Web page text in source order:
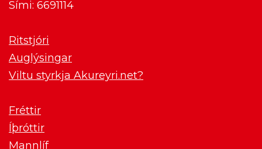
Sími: 6691114
Ritstjóri
Auglýsingar
Viltu styrkja Akureyri.net?
Fréttir
Íþróttir
Mannlíf